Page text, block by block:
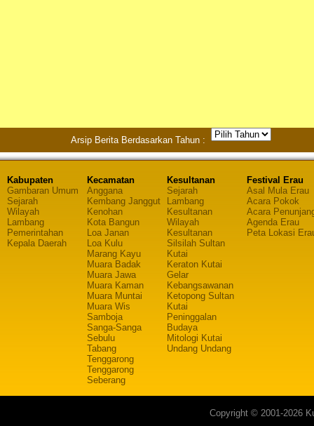
Arsip Berita Berdasarkan Tahun :
Kabupaten
Gambaran Umum
Sejarah
Wilayah
Lambang
Pemerintahan
Kepala Daerah
Kecamatan
Anggana
Kembang Janggut
Kenohan
Kota Bangun
Loa Janan
Loa Kulu
Marang Kayu
Muara Badak
Muara Jawa
Muara Kaman
Muara Muntai
Muara Wis
Samboja
Sanga-Sanga
Sebulu
Tabang
Tenggarong
Tenggarong
Seberang
Kesultanan
Sejarah
Lambang
Kesultanan
Wilayah
Kesultanan
Silsilah Sultan
Kutai
Keraton Kutai
Gelar
Kebangsawanan
Ketopong Sultan
Kutai
Peninggalan
Budaya
Mitologi Kutai
Undang Undang
Festival Erau
Asal Mula Erau
Acara Pokok
Acara
Agenda Erau
Peta Lokasi
Copyright © 2001-2026